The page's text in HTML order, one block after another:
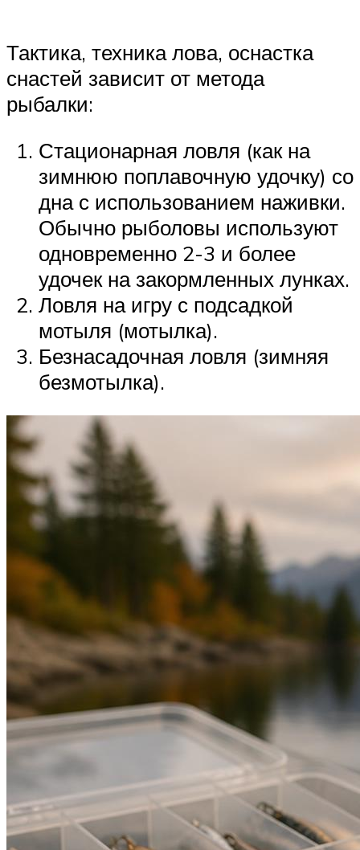
Тактика, техника лова, оснастка
снастей зависит от метода
рыбалки:
Стационарная ловля (как на
зимнюю поплавочную удочку) со
дна с использованием наживки.
Обычно рыболовы используют
одновременно 2-3 и более
удочек на закормленных лунках.
Ловля на игру с подсадкой
мотыля (мотылка).
Безнасадочная ловля (зимняя
безмотылка).